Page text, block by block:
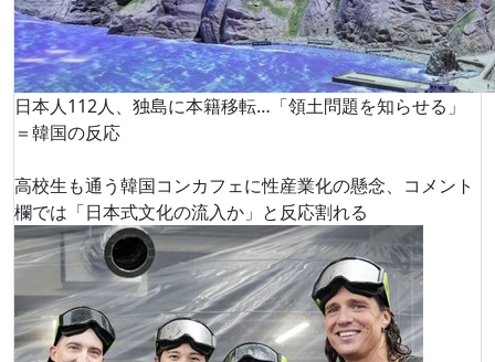
日本人112人、独島に本籍移転…「領土問題を知らせる」
＝韓国の反応
高校生も通う韓国コンカフェに性産業化の懸念、コメント
欄では「日本式文化の流入か」と反応割れる